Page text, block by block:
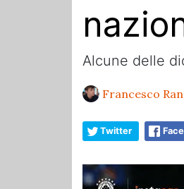
Alcune delle
Francesco
Twitter